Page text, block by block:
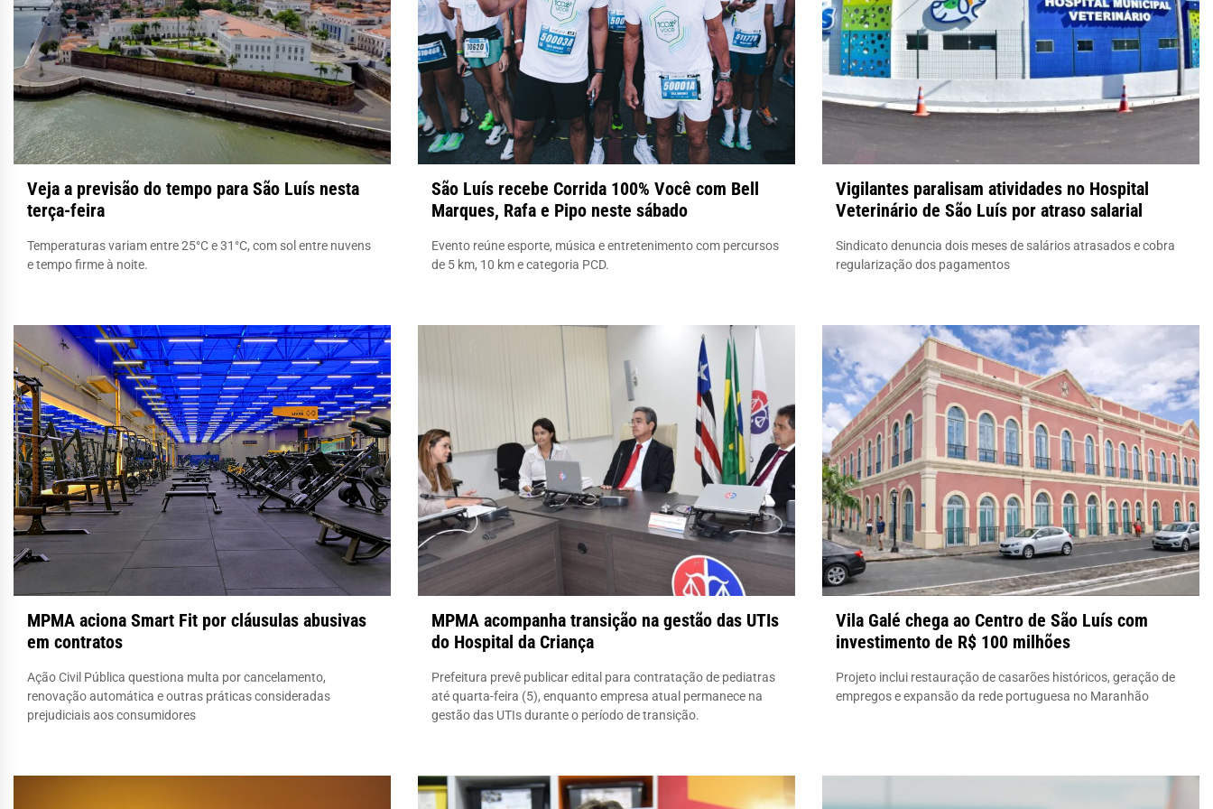
Veja a previsão do tempo para São Luís nesta
terça-feira
Temperaturas variam entre 25°C e 31°C, com sol entre nuvens
e tempo firme à noite.
São Luís recebe Corrida 100% Você com Bell
Marques, Rafa e Pipo neste sábado
Evento reúne esporte, música e entretenimento com percursos
de 5 km, 10 km e categoria PCD.
Vigilantes paralisam atividades no Hospital
Veterinário de São Luís por atraso salarial
Sindicato denuncia dois meses de salários atrasados e cobra
regularização dos pagamentos
MPMA aciona Smart Fit por cláusulas abusivas
em contratos
Ação Civil Pública questiona multa por cancelamento,
renovação automática e outras práticas consideradas
prejudiciais aos consumidores
MPMA acompanha transição na gestão das UTIs
do Hospital da Criança
Prefeitura prevê publicar edital para contratação de pediatras
até quarta-feira (5), enquanto empresa atual permanece na
gestão das UTIs durante o período de transição.
Vila Galé chega ao Centro de São Luís com
investimento de R$ 100 milhões
Projeto inclui restauração de casarões históricos, geração de
empregos e expansão da rede portuguesa no Maranhão